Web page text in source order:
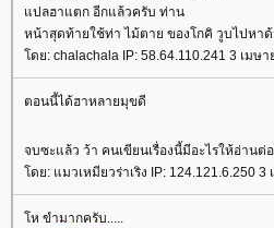
ปลฮาแตก อีกแล้วครับ ท่าน
หน้าสุดท้ายใช้ท่า ไม้ตาย ของโกคิ วูบไปหาด้
ดย: chalachala IP: 58.64.110.241 3 เมษ
ตอนนี้ได้ฮาหลายมุขดี
จบซะแล้ว ว้า คนเขียนเรื่องนี้มีอะไรให้อ่านต่
ดย: แมวเหมียวร่าเริง IP: 124.121.6.250 3
ห ขำมากครับ.....